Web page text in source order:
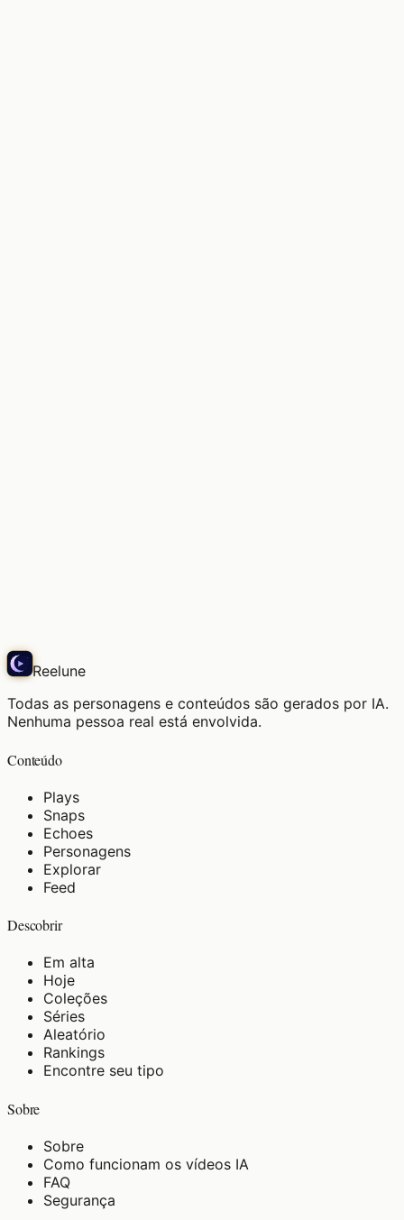
Reelune
Todas as personagens e conteúdos são gerados por IA.
Nenhuma pessoa real está envolvida.
Conteúdo
Plays
Snaps
Echoes
Personagens
Explorar
Feed
Descobrir
Em alta
Hoje
Coleções
Séries
Aleatório
Rankings
Encontre seu tipo
Sobre
Sobre
Como funcionam os vídeos IA
FAQ
Segurança